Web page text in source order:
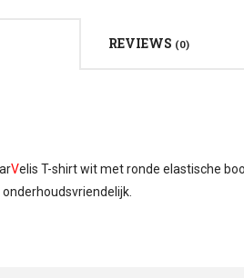
REVIEWS (0)
Velis T-shirt wit met ronde elastische
onderhoudsvriendelijk.